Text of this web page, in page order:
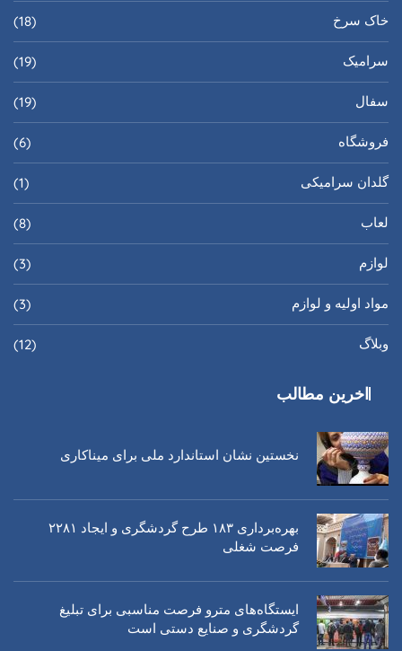
خاک سرخ (18)
سرامیک (19)
سفال (19)
فروشگاه (6)
گلدان سرامیکی (1)
لعاب (8)
لوازم (3)
مواد اولیه و لوازم (3)
وبلاگ (12)
اخرین مطالب
نخستین نشان استاندارد ملی برای میناکاری
بهره‌برداری ١٨٣ طرح گردشگری و ایجاد ٢٢٨١
فرصت شغلی
ایستگاه‌های مترو فرصت مناسبی برای تبلیغ
گردشگری و صنایع دستی است